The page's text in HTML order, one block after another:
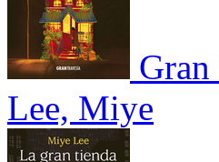
Gran
Lee, Miye